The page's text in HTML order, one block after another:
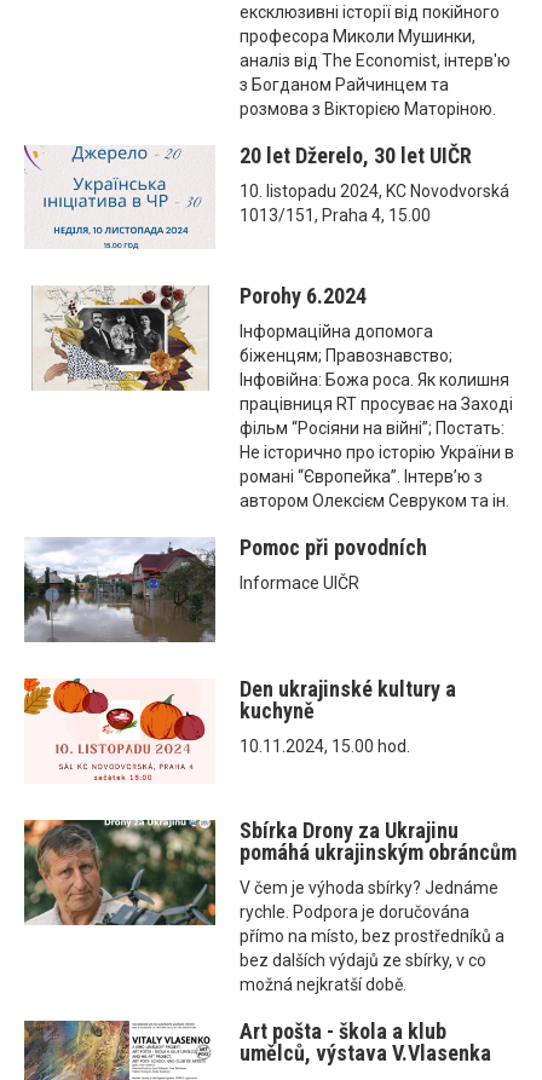
ексклюзивні історії від покійного
професора Миколи Мушинки,
аналіз від The Economist, інтерв'ю
з Богданом Райчинцем та
розмова з Вікторією Маторіною.
20 let Džerelo, 30 let UIČR
10. listopadu 2024, KC Novodvorská
1013/151, Praha 4, 15.00
Porohy 6.2024
Інформаційна допомога
біженцям; Правознавство;
Інфовійна: Божа роса. Як колишня
працівниця RT просуває на Заході
фільм “Росіяни на війні”; Постать:
Не історично про історію України в
романі “Європейка”. Інтерв’ю з
автором Олексієм Севруком та ін.
Pomoc při povodních
Informace UIČR
Den ukrajinské kultury a
kuchyně
10.11.2024, 15.00 hod.
Sbírka Drony za Ukrajinu
pomáhá ukrajinským obráncům
V čem je výhoda sbírky? Jednáme
rychle. Podpora je doručována
přímo na místo, bez prostředníků a
bez dalších výdajů ze sbírky, v co
možná nejkratší době.
Art pošta - škola a klub
umělců, výstava V.Vlasenka